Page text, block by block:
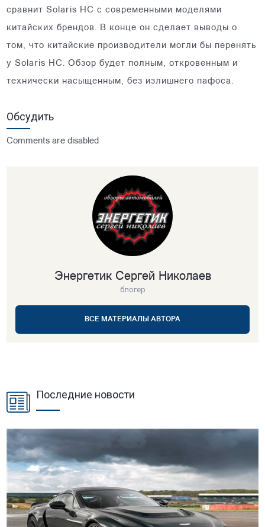
сравнит Solaris HC с современными моделями
китайских брендов. В конце он сделает выводы о
том, что китайские производители могли бы перенять
у Solaris HC. Обзор будет полным, откровенным и
технически насыщенным, без излишнего пафоса.
Обсудить
Comments are disabled
Энергетик Сергей Николаев
блогер
ВСЕ МАТЕРИАЛЫ АВТОРА
Последние новости